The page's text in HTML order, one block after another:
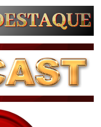
BRASIL DE FATO - ÚLTIMAS NOTÍCIAS